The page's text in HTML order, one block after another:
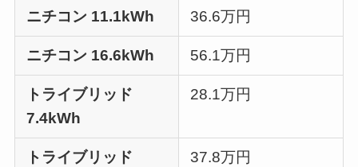
ニチコン 11.1kWh 36.6万円
ニチコン 16.6kWh 56.1万円
トライブリッド
7.4kWh
28.1万円
トライブリッド
37.8万円